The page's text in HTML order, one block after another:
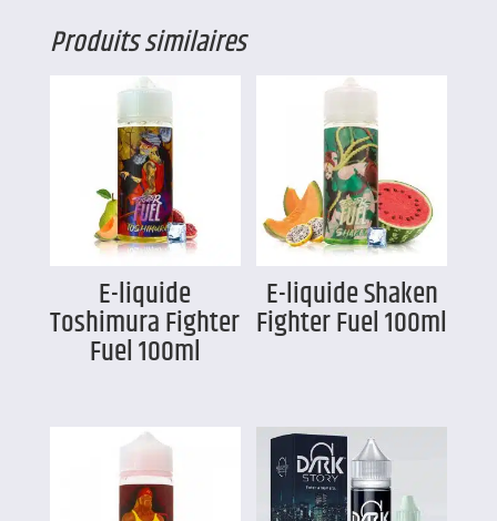
Produits similaires
E-liquide
Toshimura Fighter
Fuel 100ml
E-liquide Shaken
Fighter Fuel 100ml